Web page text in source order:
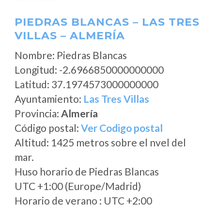
PIEDRAS BLANCAS – LAS TRES
VILLAS – ALMERÍA
Nombre: Piedras Blancas
Longitud: -2.6966850000000000
Latitud: 37.1974573000000000
Ayuntamiento: Las Tres Villas
Provincia: Almería
Código postal: Ver Codigo postal
Altitud: 1425 metros sobre el nvel del
mar.
Huso horario de Piedras Blancas
UTC +1:00 (Europe/Madrid)
Horario de verano : UTC +2:00